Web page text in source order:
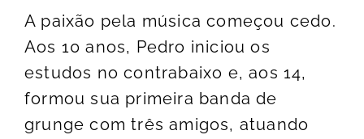
A paixão pela música começou cedo.
Aos 10 anos, Pedro iniciou os
estudos no contrabaixo e, aos 14,
formou sua primeira banda de
grunge com três amigos, atuando